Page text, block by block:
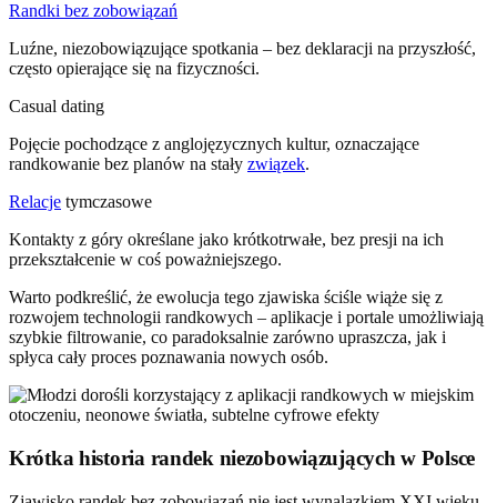
Randki bez zobowiązań
Luźne, niezobowiązujące spotkania – bez deklaracji na przyszłość,
często opierające się na fizyczności.
Casual dating
Pojęcie pochodzące z anglojęzycznych kultur, oznaczające
randkowanie bez planów na stały związek.
Relacje tymczasowe
Kontakty z góry określane jako krótkotrwałe, bez presji na ich
przekształcenie w coś poważniejszego.
Warto podkreślić, że ewolucja tego zjawiska ściśle wiąże się z
rozwojem technologii randkowych – aplikacje i portale umożliwiają
szybkie filtrowanie, co paradoksalnie zarówno upraszcza, jak i
spłyca cały proces poznawania nowych osób.
Krótka historia randek niezobowiązujących w Polsce